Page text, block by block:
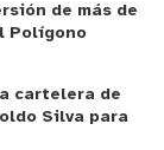
de más de
Polígono
cartelera de
Silva para